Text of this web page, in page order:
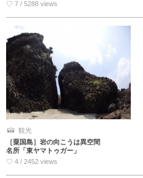
♡ 7 / 5288 views
観光
［粟国島］岩の向こうは異空間
名所「東ヤマトゥガー」
♡ 4 / 2452 views